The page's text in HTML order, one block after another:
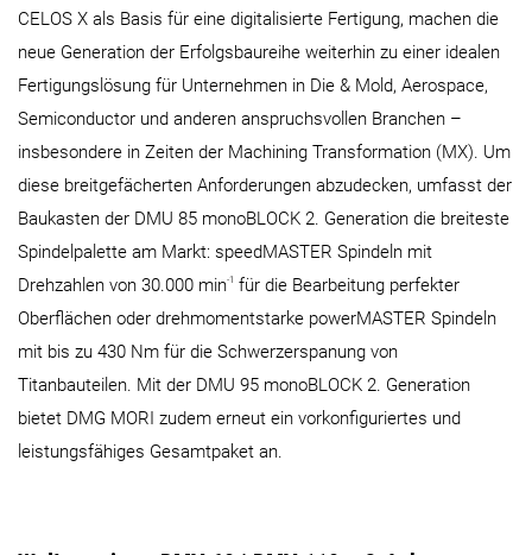
CELOS X als Basis für eine digitalisierte Fertigung, machen die
neue Generation der Erfolgsbaureihe weiterhin zu einer idealen
Fertigungslösung für Unternehmen in Die & Mold, Aerospace,
Semiconductor und anderen anspruchsvollen Branchen –
insbesondere in Zeiten der Machining Transformation (MX). Um
diese breitgefächerten Anforderungen abzudecken, umfasst der
Baukasten der DMU 85 monoBLOCK 2. Generation die breiteste
Spindelpalette am Markt: speedMASTER Spindeln mit
Drehzahlen von 30.000 min-1
für die Bearbeitung perfekter
Oberflächen oder drehmomentstarke powerMASTER Spindeln
mit bis zu 430 Nm für die Schwerzerspanung von
Titanbauteilen. Mit der DMU 95 monoBLOCK 2. Generation
bietet DMG MORI zudem erneut ein vorkonfiguriertes und
leistungsfähiges Gesamtpaket an.